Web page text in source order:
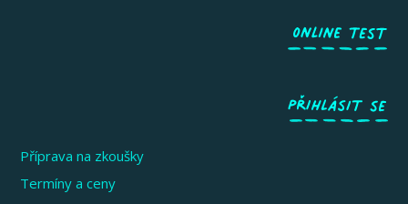
Příprava na zkoušky
Termíny a ceny